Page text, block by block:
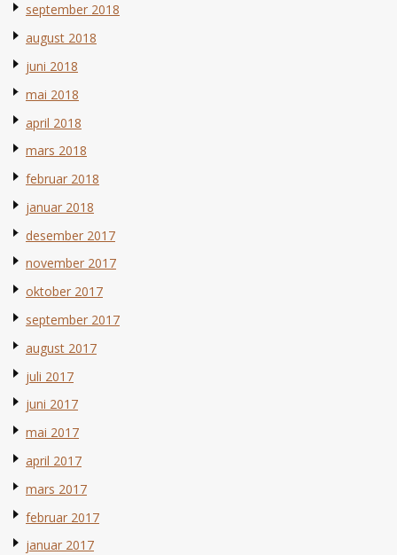
september 2018
august 2018
juni 2018
mai 2018
april 2018
mars 2018
februar 2018
januar 2018
desember 2017
november 2017
oktober 2017
september 2017
august 2017
juli 2017
juni 2017
mai 2017
april 2017
mars 2017
februar 2017
januar 2017